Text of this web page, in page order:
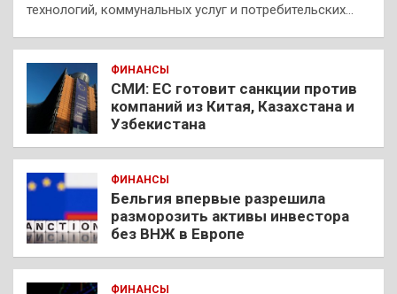
технологий, коммунальных услуг и потребительских…
ФИНАНСЫ
СМИ: ЕС готовит санкции против
компаний из Китая, Казахстана и
Узбекистана
ФИНАНСЫ
Бельгия впервые разрешила
разморозить активы инвестора
без ВНЖ в Европе
ФИНАНСЫ